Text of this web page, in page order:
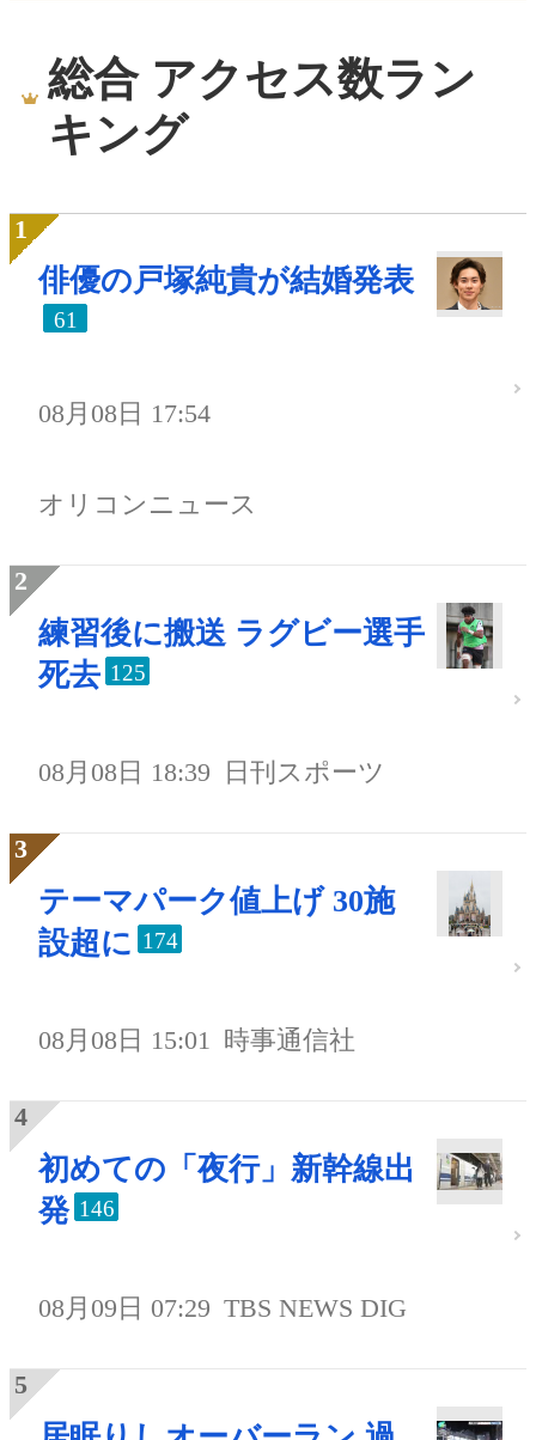
総合 アクセス数ラン
キング
俳優の戸塚純貴が結婚発表
61
08月08日 17:54
オリコンニュース
練習後に搬送 ラグビー選手
死去 125
08月08日 18:39 日刊スポーツ
テーマパーク値上げ 30施
設超に 174
08月08日 15:01 時事通信社
初めての「夜行」新幹線出
発 146
08月09日 07:29 TBS NEWS DIG